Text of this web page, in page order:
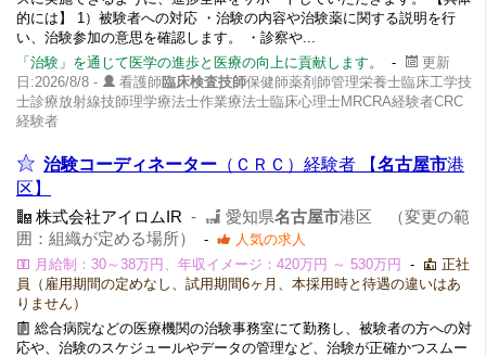
的には】 1）被験者への対応 ・治験の内容や治験薬に関する説明を行
い、治験参加の意思を確認します。 ・診察や...
「治験」を通じて医学の進歩と医療の向上に貢献します。
-
更新
日:2026/8/8 -
看護師 臨床検査技師保健師薬剤師管理栄養士臨床工学技
士診療放射線技師理学療法士作業療法士臨床心理士MRCRA経験者CRC
経験者
治験コーディネーター （ＣＲＣ）経験者 【名古屋市港
区】
株式会社アイロムIR - 愛知県名古屋市港区 （変更の範
囲：組織が定める場所）
-
人気の求人
月給制：30～38万円、年収イメージ：420万円 ～ 530万円
-
正社
員（雇用期間の定めなし、試用期間6ヶ月、本採用時と待遇の違いはあ
りません）
総合病院などの医療機関の治験事務室にて勤務し、被験者の方への対
応や、治験のスケジュールやデータの管理など、治験が正確かつスムー